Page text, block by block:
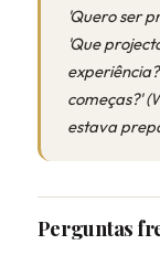
'Quero ser
'Que
começas?'
estava
Perguntas